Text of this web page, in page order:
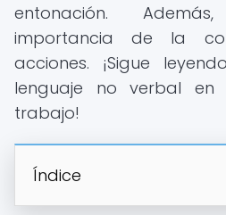
entonación.
importancia de la
acciones. ¡Sigue
lenguaje no verbal en
trabajo!
Índice